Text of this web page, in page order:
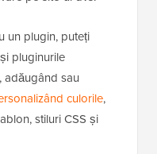
un plugin, puteți
pluginurile
sau
culorile,
stiluri CSS și